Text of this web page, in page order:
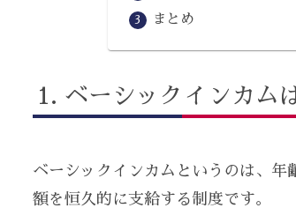
まとめ
ベーシックインカム
ベーシックインカムというのは、
額を恒久的に支給する制度です。